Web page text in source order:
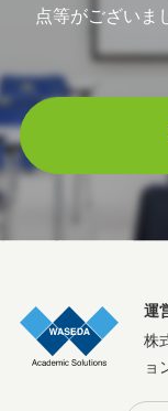
点等がございま
運
株
ョ